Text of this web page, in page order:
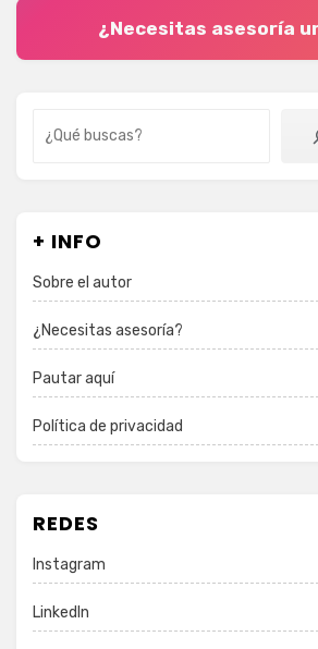
¿Necesitas asesoría
+ INFO
Sobre el autor
¿Necesitas asesoría?
Pautar aquí
Política de privacidad
REDES
Instagram
LinkedIn